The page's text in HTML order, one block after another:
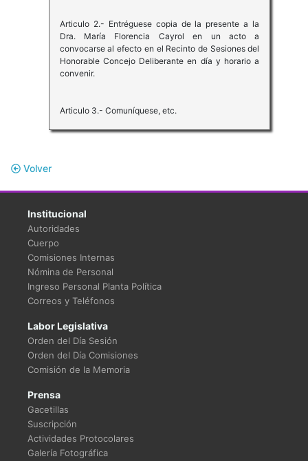
Articulo 2.- Entréguese copia de la presente a la
Dra. María Florencia Cayrol en un acto a
convocarse al efecto en el Recinto de Sesiones del
Honorable Concejo Deliberante en día y horario a
convenir.
Articulo 3.- Comuníquese, etc.
Volver
Institucional
Autoridades
Cuerpo
Comisiones Internas
Nómina de Personal
Ingreso Personal Planta Política
Correos y Teléfonos
Labor Legislativa
Orden del Día Sesión
Orden del Día Comisiones
Comisión de la Memoria
Prensa
Gacetillas
Suscripción
Actividades Protocolares
Galería Fotográfica